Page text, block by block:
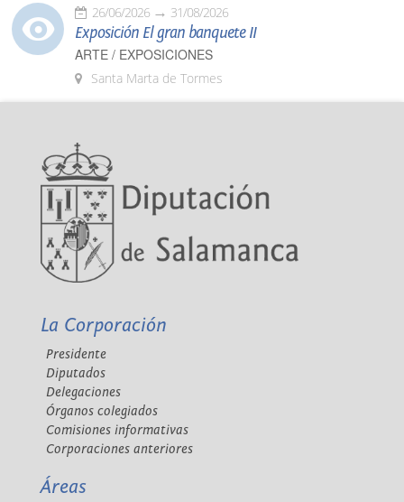
26/06/2026 31/08/2026
Exposición El gran banquete II
ARTE / EXPOSICIONES
Santa Marta de Tormes
La Corporación
Presidente
Diputados
Delegaciones
Órganos colegiados
Comisiones informativas
Corporaciones anteriores
Áreas